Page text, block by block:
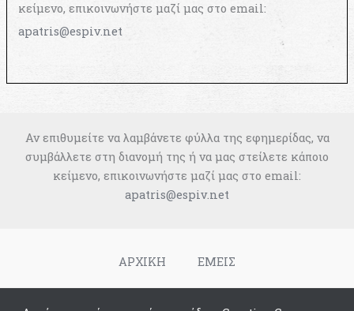
κείμενο, επικοινωνήστε μαζί μας στο email:
apatris@espiv.net
Αν επιθυμείτε να λαμβάνετε φύλλα της εφημερίδας, να
συμβάλλετε στη διανομή της ή να μας στείλετε κάποιο
κείμενο, επικοινωνήστε μαζί μας στο email:
apatris@espiv.net
ΑΡΧΙΚΗ ΕΜΕΙΣ